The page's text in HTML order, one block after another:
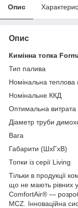
Опис
Опис
Кимінна топка
Тип
Номінальна
Оптимальна
Діаметр труби
Вага
Габарити
Топки із серії Living
Тільки в продукції
що не мають рівних у
ComfortAir® —
MCZ. Інноваційна